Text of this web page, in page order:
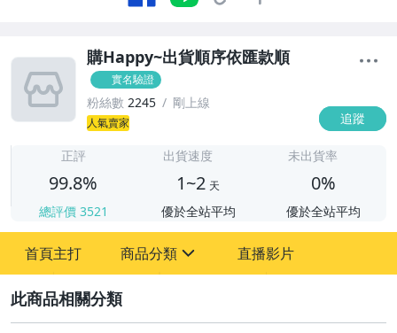
購Happy~出貨順序依匯款順
實名驗證
粉絲數 2245 剛上線
人氣賣家 追蹤
正評
99.8%
總評價 3521
出貨速度
1~2 天
優於全站平均
未出貨率
0%
優於全站平均
首頁主打 商品分類 直播影片